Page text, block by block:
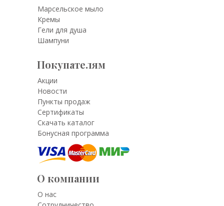
Марсельское мыло
Кремы
Гели для душа
Шампуни
Покупателям
Акции
Новости
Пункты продаж
Сертификаты
Скачать каталог
Бонусная программа
О компании
О нас